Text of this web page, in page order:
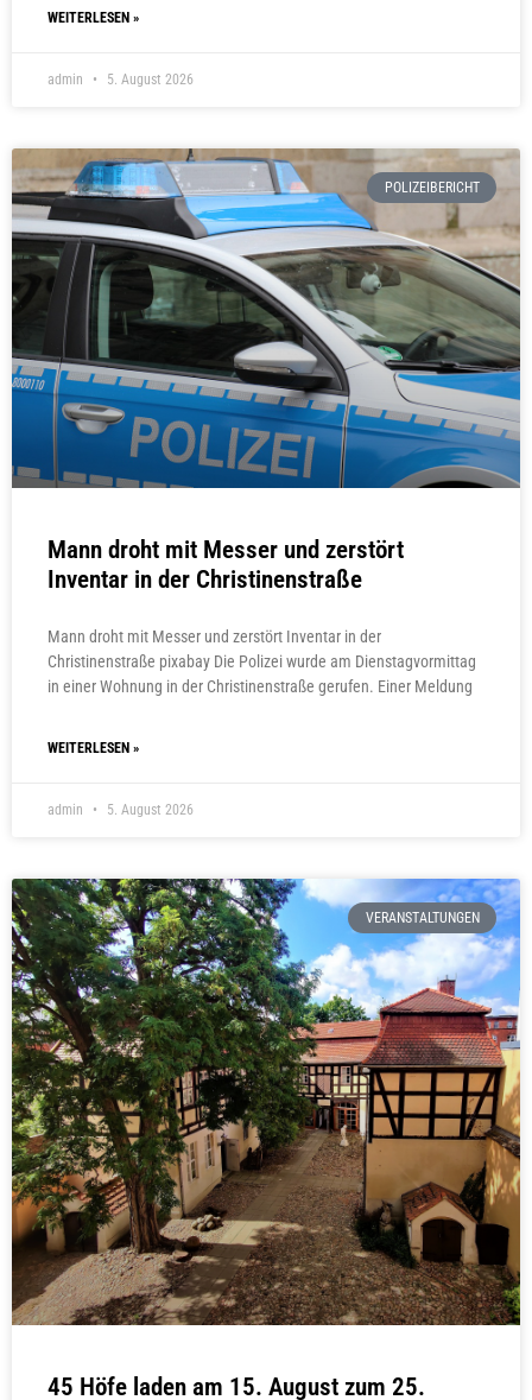
WEITERLESEN »
admin 5. August 2026
POLIZEIBERICHT
Mann droht mit Messer und zerstört
Inventar in der Christinenstraße
Mann droht mit Messer und zerstört Inventar in der
Christinenstraße pixabay Die Polizei wurde am Dienstagvormittag
in einer Wohnung in der Christinenstraße gerufen. Einer Meldung
WEITERLESEN »
admin 5. August 2026
VERANSTALTUNGEN
45 Höfe laden am 15. August zum 25.